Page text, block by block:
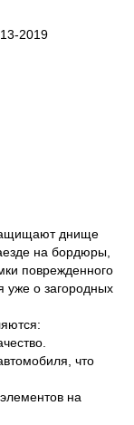
2019
днище
на бордюры,
поврежденного
уже о загородных
что
на